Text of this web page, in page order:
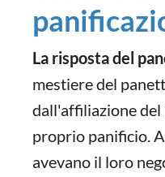
La risposta del
mestiere del
dall'affiliazione del
proprio panificio.
avevano il loro